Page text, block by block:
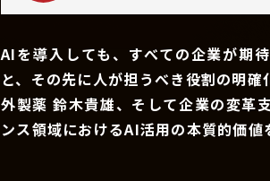
AIを導入しても、すべての企業が期
と、その先に人が担うべき役割の明
外製薬 鈴木貴雄、そして企業の変革
ンス領域におけるAI活用の本質的価値